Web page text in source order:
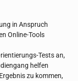
in Anspruch
Online-Tools
Tests an,
helfen
zu kommen,